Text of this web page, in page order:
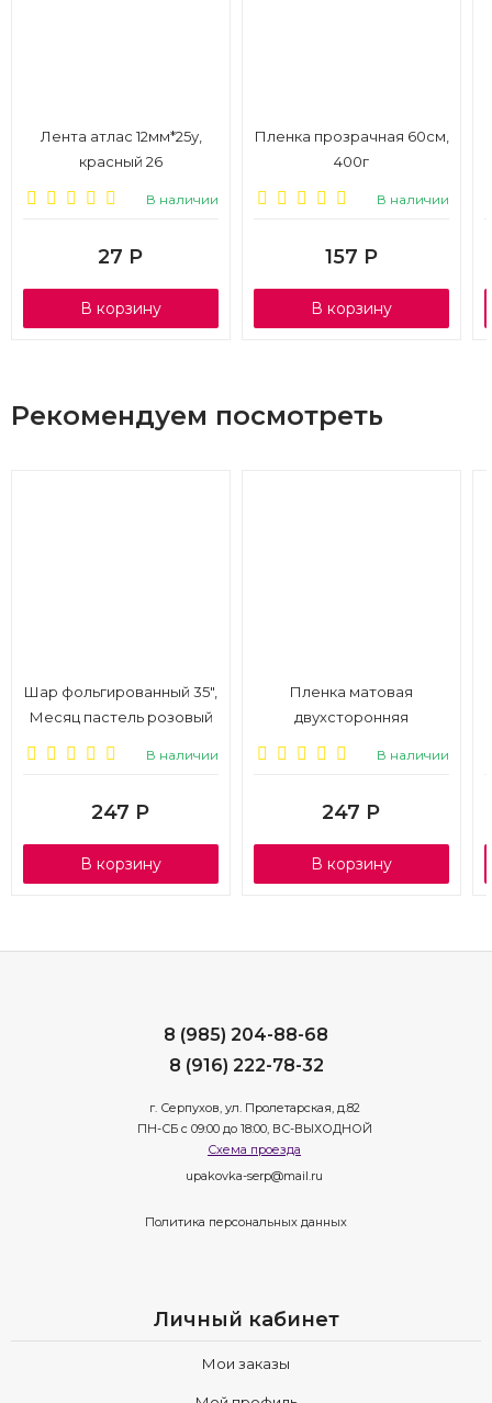
Лента атлас 12мм*25у,
красный 26
В наличии
27 Р
В корзину
Пленка прозрачная 60см,
400г
В наличии
157 Р
В корзину
Рекомендуем посмотреть
Шар фольгированный 35",
Месяц пастель розовый
В наличии
247 Р
В корзину
Пленка матовая
двухсторонняя
В наличии
247 Р
В корзину
8 (985) 204-88-68
8 (916) 222-78-32
г. Серпухов, ул. Пролетарская, д.82
ПН-СБ с 09:00 до 18:00, ВС-ВЫХОДНОЙ
Схема проезда
upakovka-serp@mail.ru
Политика персональных данных
Личный кабинет
Мои заказы